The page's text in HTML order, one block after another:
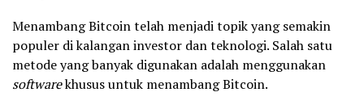
Menambang Bitcoin telah menjadi topik yang semakin
populer di kalangan investor dan teknologi. Salah satu
metode yang banyak digunakan adalah menggunakan
softwarekhusus untuk menambang Bitcoin.